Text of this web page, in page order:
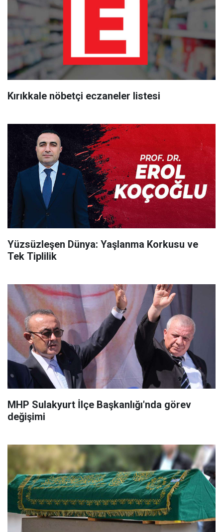
Kırıkkale nöbetçi eczaneler listesi
Yüzsüzleşen Dünya: Yaşlanma Korkusu ve
Tek Tiplilik
MHP Sulakyurt İlçe Başkanlığı'nda görev
değişimi